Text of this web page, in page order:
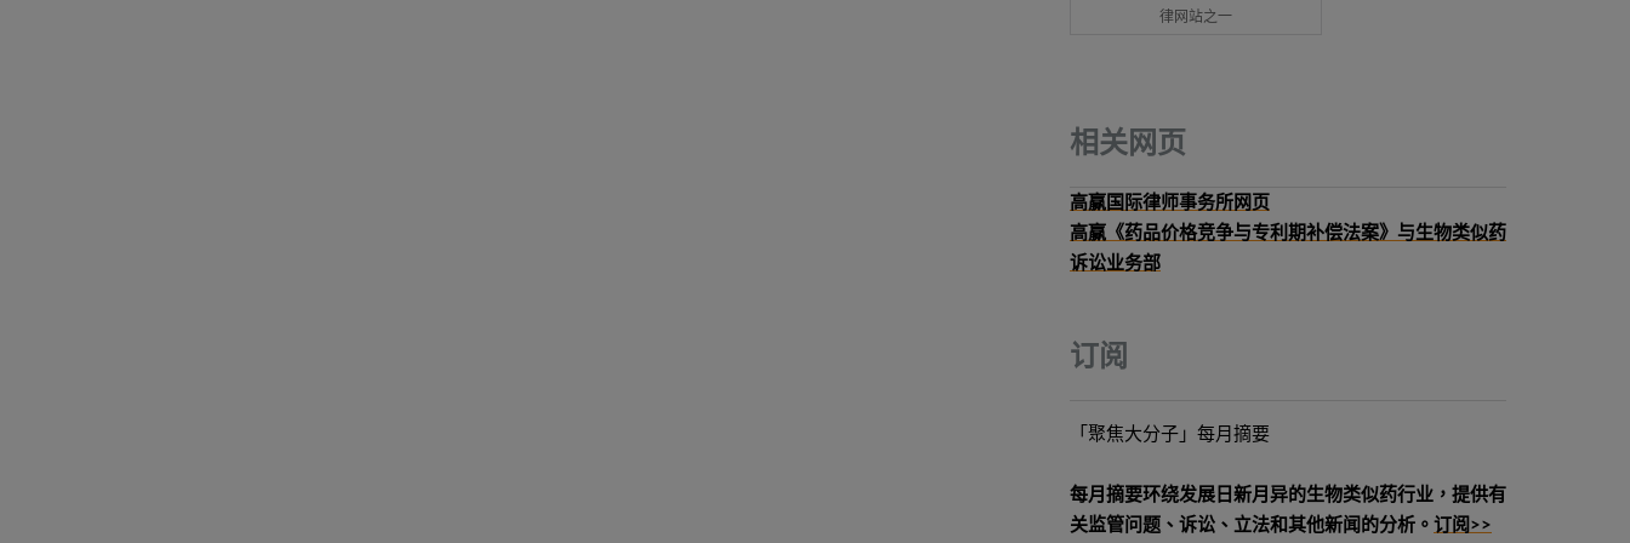
律网站之一
相关网页
高赢国际律师事务所网页
高赢《药品价格竞争与专利期补偿法案》与生物类似药
诉讼业务部
订阅
「聚焦大分子」每月摘要
每月摘要环绕发展日新月异的生物类似药行业，提供有
关监管问题、诉讼、立法和其他新闻的分析。 订阅>>